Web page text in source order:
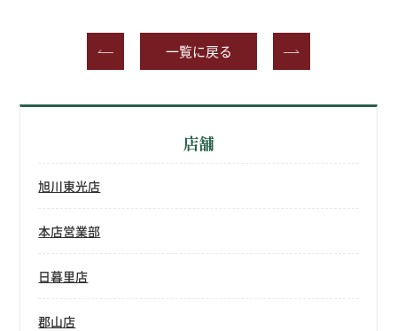
一覧に戻る
店舗
旭川東光店
本店営業部
日暮里店
郡山店